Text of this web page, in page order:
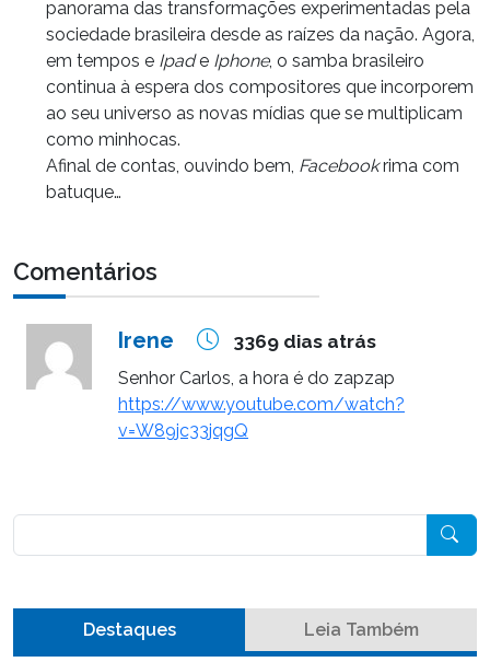
panorama das transformações experimentadas pela
sociedade brasileira desde as raízes da nação. Agora,
em tempos e Ipade Iphone, o samba brasileiro
continua à espera dos compositores que incorporem
ao seu universo as novas mídias que se multiplicam
como minhocas.
Afinal de contas, ouvindo bem, Facebookrima com
batuque…
Comentários
Irene 3369 dias atrás
Senhor Carlos, a hora é do zapzap
https://www.youtube.com/watch?
v=W89jc33jqgQ
Destaques Leia Também